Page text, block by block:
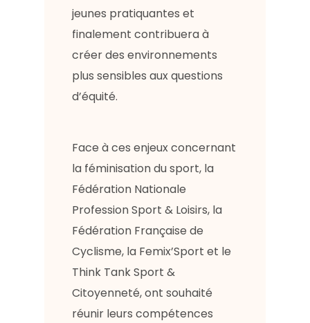
jeunes pratiquantes et
finalement contribuera à
créer des environnements
plus sensibles aux questions
d’équité.
Face à ces enjeux concernant
la féminisation du sport, la
Fédération Nationale
Profession Sport & Loisirs, la
Fédération Française de
Cyclisme, la Femix’Sport et le
Think Tank Sport &
Citoyenneté, ont souhaité
réunir leurs compétences